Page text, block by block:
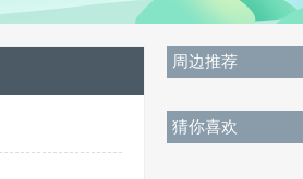
周边推荐
猜你喜欢